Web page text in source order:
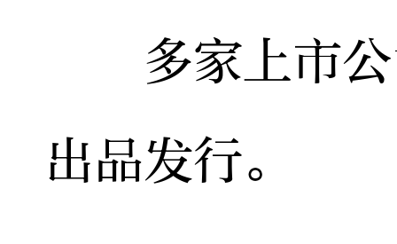
多家上市公
出品发行。